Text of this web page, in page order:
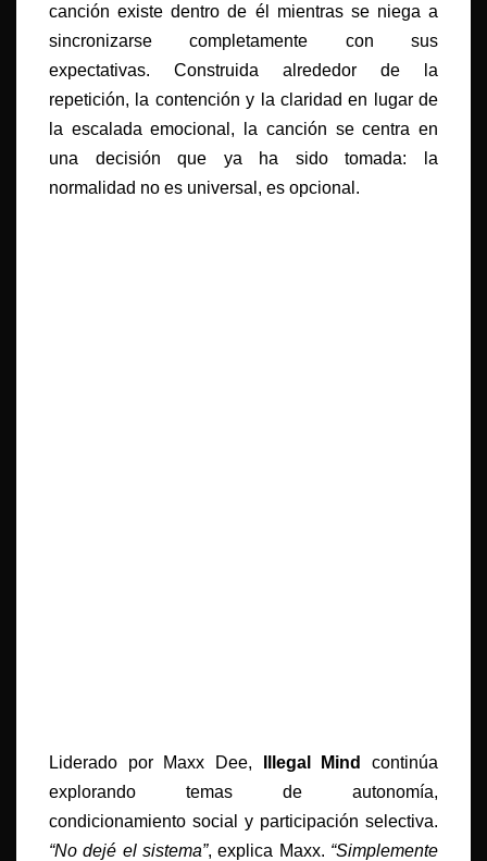
canción existe dentro de él mientras se niega a
sincronizarse completamente con sus
expectativas. Construida alrededor de la
repetición, la contención y la claridad en lugar de
la escalada emocional, la canción se centra en
una decisión que ya ha sido tomada: la
normalidad no es universal, es opcional.
Liderado por Maxx Dee, Illegal Mind
continúa
explorando temas de autonomía,
condicionamiento social y participación selectiva.
“No dejé el sistema”, explica Maxx. “Simplemente